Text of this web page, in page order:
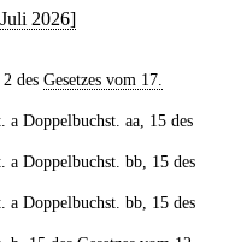
2026]
des Gesetzes vom 17.
Doppelbuchst. aa, 15 des
Doppelbuchst. bb, 15 des
Doppelbuchst. bb, 15 des